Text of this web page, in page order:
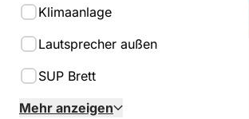
Klimaanlage
Lautsprecher außen
SUP Brett
Mehr anzeigen